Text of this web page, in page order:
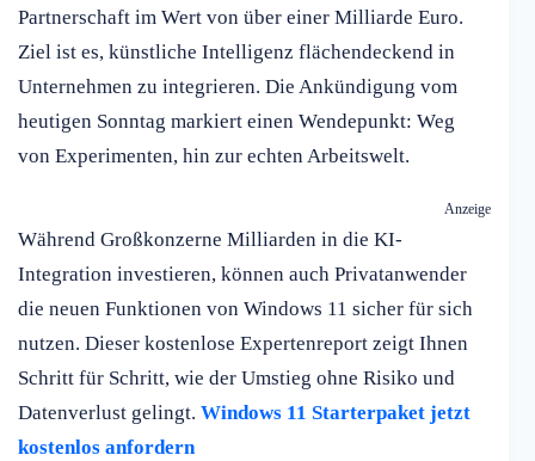
Partnerschaft im Wert von über einer Milliarde Euro.
Ziel ist es, künstliche Intelligenz flächendeckend in
Unternehmen zu integrieren. Die Ankündigung vom
heutigen Sonntag markiert einen Wendepunkt: Weg
von Experimenten, hin zur echten Arbeitswelt.
Anzeige
Während Großkonzerne Milliarden in die KI-
Integration investieren, können auch Privatanwender
die neuen Funktionen von Windows 11 sicher für sich
nutzen. Dieser kostenlose Expertenreport zeigt Ihnen
Schritt für Schritt, wie der Umstieg ohne Risiko und
Datenverlust gelingt. Windows 11 Starterpaket jetzt
kostenlos anfordern